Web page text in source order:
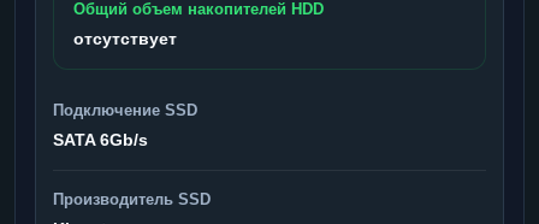
Общий объем накопителей HDD
отсутствует
Подключение SSD
SATA 6Gb/s
Производитель SSD